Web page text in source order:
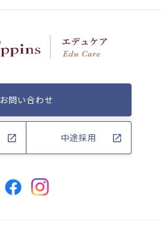
お問い合わせ
中途採用